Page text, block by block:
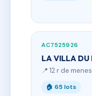
AC7525926
LA VILLA DU
📍 12 r de
🏠 65 lots